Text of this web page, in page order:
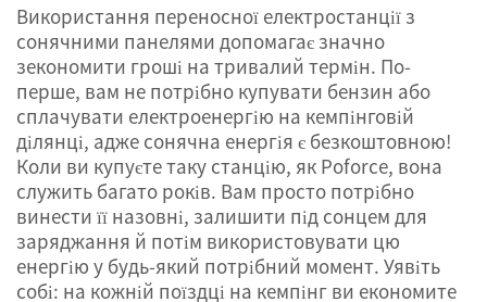
Використання переносної електростанції з
сонячними панелями допомагає значно
зекономити гроші на тривалий термін. По-
перше, вам не потрібно купувати бензин або
сплачувати електроенергію на кемпінговій
ділянці, адже сонячна енергія є безкоштовною!
Коли ви купуєте таку станцію, як Poforce, вона
служить багато років. Вам просто потрібно
винести її назовні, залишити під сонцем для
заряджання й потім використовувати цю
енергію у будь-який потрібний момент. Уявіть
собі: на кожній поїздці на кемпінг ви економите